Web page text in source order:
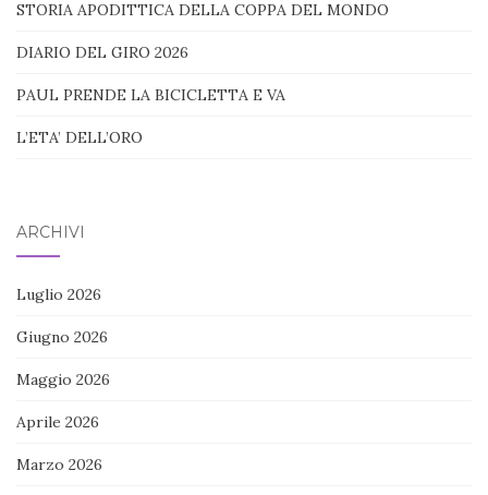
STORIA APODITTICA DELLA COPPA DEL MONDO
DIARIO DEL GIRO 2026
PAUL PRENDE LA BICICLETTA E VA
L’ETA’ DELL’ORO
ARCHIVI
Luglio 2026
Giugno 2026
Maggio 2026
Aprile 2026
Marzo 2026